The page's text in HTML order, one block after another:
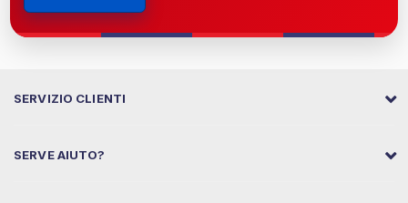
SERVIZIO CLIENTI
SERVE AIUTO?